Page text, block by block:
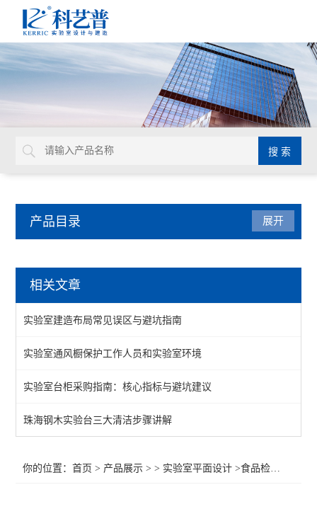
产品目录 展开
相关文章
实验室建造布局常见误区与避坑指南
实验室通风橱保护工作人员和实验室环境
实验室台柜采购指南：核心指标与避坑建议
珠海钢木实验台三大清洁步骤讲解
你的位置：首页 > 产品展示 > > 实验室平面设计 >食品检测实验室设计